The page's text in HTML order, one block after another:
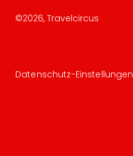
©2026, Travelcircus
Datenschutz-Einstellungen